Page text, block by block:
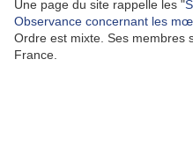
Une page du site rappelle les "
Observance concernant les
Ordre est mixte. Ses membres
France.